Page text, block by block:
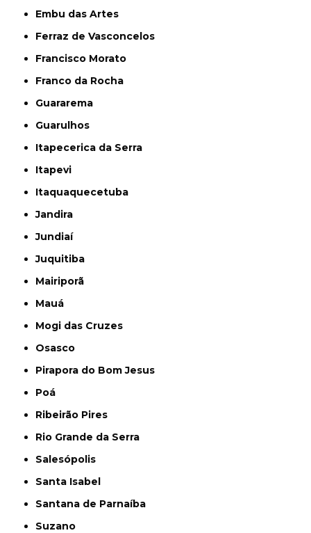
Embu das Artes
Ferraz de Vasconcelos
Francisco Morato
Franco da Rocha
Guararema
Guarulhos
Itapecerica da Serra
Itapevi
Itaquaquecetuba
Jandira
Jundiaí
Juquitiba
Mairiporã
Mauá
Mogi das Cruzes
Osasco
Pirapora do Bom Jesus
Poá
Ribeirão Pires
Rio Grande da Serra
Salesópolis
Santa Isabel
Santana de Parnaíba
Suzano